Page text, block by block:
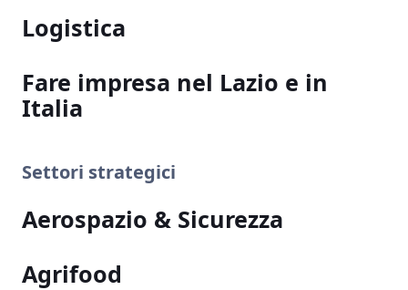
Logistica
Fare impresa nel Lazio e in
Italia
Settori strategici
Aerospazio & Sicurezza
Agrifood